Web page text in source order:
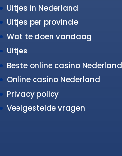
Uitjes in Nederland
Uitjes per provincie
Wat te doen vandaag
Uitjes
Beste online casino Nederland
Online casino Nederland
Privacy policy
Veelgestelde vragen